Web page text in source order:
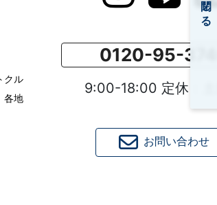
閉じる
0120-95-
9:00-18:00 定休：
お問い合わせ
クル
各地